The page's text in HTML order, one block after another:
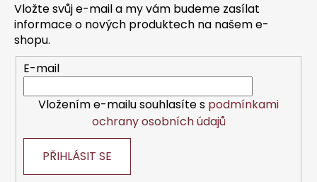
v
k
v
ý
p
i
s
Vložte svůj e-mail a my vám budeme zasílat
informace o nových produktech na našem e-
shopu.
E-mail
Vložením e-mailu souhlasíte s podmínkami
ochrany osobních údajů
PŘIHLÁSIT SE